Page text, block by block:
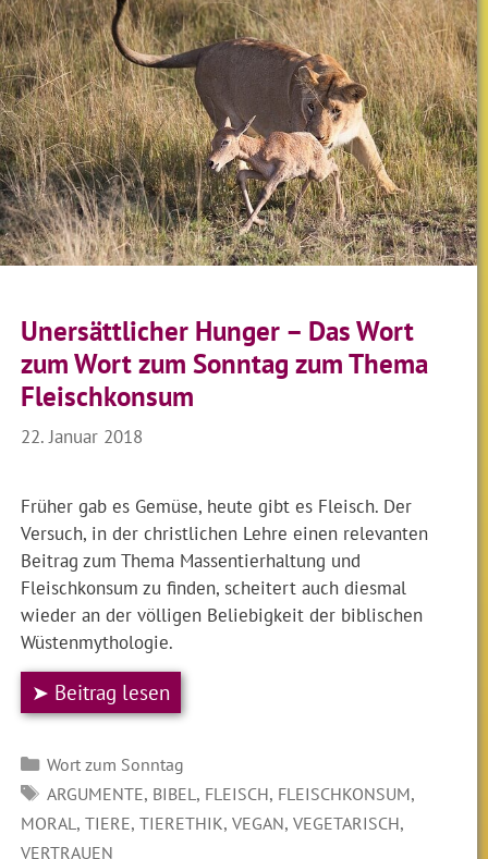
Unersättlicher Hunger – Das Wort
zum Wort zum Sonntag zum Thema
Fleischkonsum
22. Januar 2018
Früher gab es Gemüse, heute gibt es Fleisch. Der
Versuch, in der christlichen Lehre einen relevanten
Beitrag zum Thema Massentierhaltung und
Fleischkonsum zu finden, scheitert auch diesmal
wieder an der völligen Beliebigkeit der biblischen
Wüstenmythologie.
➤ Beitrag lesen
Kategorien
Wort zum Sonntag
SCHLAGWÖRTER
ARGUMENTE, BIBEL, FLEISCH, FLEISCHKONSUM,
MORAL,TIERE,TIERETHIK,VEGAN,VEGETARISCH,
VERTRAUEN